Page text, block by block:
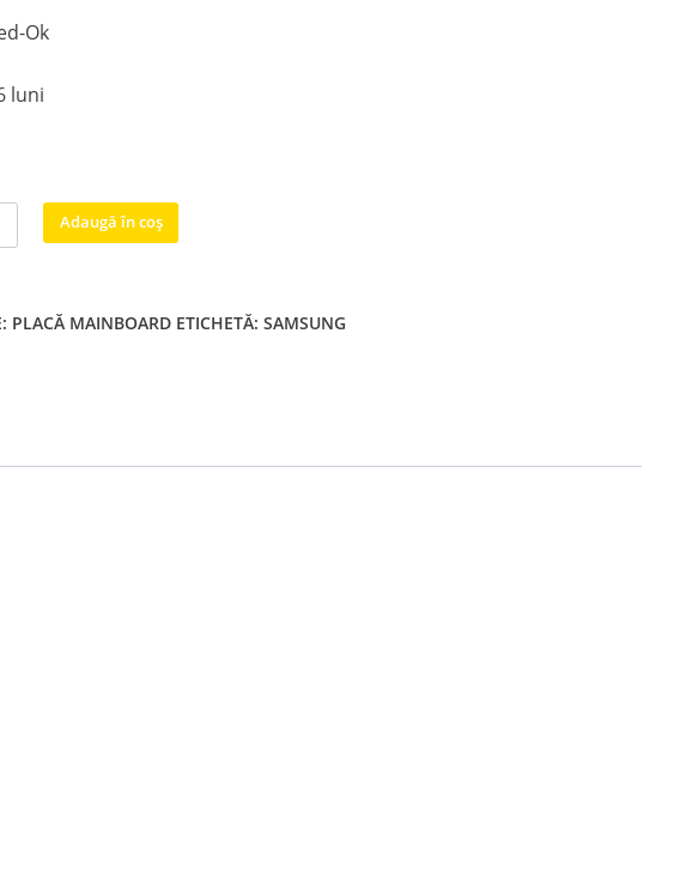
Ok
luni
Adaugă în coș
PLACĂ MAINBOARD ETICHETĂ:SAMSUNG